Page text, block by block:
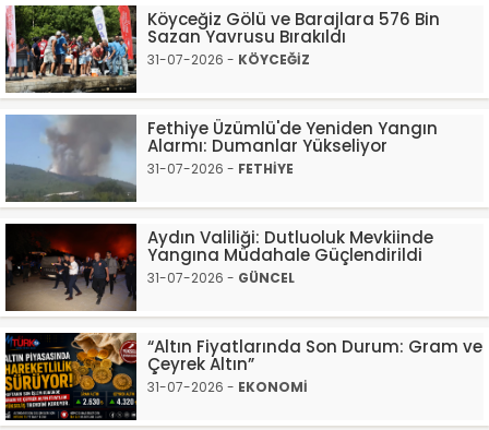
Köyceğiz Gölü ve Barajlara 576 Bin
Sazan Yavrusu Bırakıldı
31-07-2026 - KÖYCEĞİZ
Fethiye Üzümlü'de Yeniden Yangın
Alarmı: Dumanlar Yükseliyor
31-07-2026 - FETHİYE
Aydın Valiliği: Dutluoluk Mevkiinde
Yangına Müdahale Güçlendirildi
31-07-2026 - GÜNCEL
“Altın Fiyatlarında Son Durum: Gram ve
Çeyrek Altın”
31-07-2026 - EKONOMİ